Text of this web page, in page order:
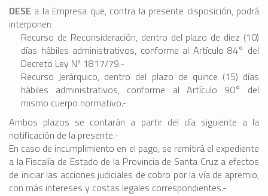
DESE a la Empresa que, contra la presente disposición, podrá
interponer:
Recurso de Reconsideración, dentro del plazo de diez (10)
días hábiles administrativos, conforme al Artículo 84° del
Decreto Ley Nº 1817/79.-
Recurso Jerárquico, dentro del plazo de quince (15) días
hábiles administrativos, conforme al Artículo 90° del
mismo cuerpo normativo.-
Ambos plazos se contarán a partir del día siguiente a la
notificación de la presente.-
En caso de incumplimiento en el pago, se remitirá el expediente
a la Fiscalía de Estado de la Provincia de Santa Cruz a efectos
de iniciar las acciones judiciales de cobro por la vía de apremio,
con más intereses y costas legales correspondientes.-